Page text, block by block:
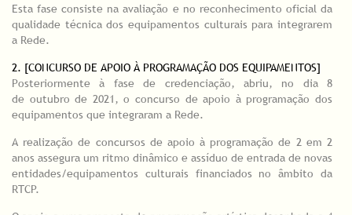
Esta fase consiste na avaliação e no reconhecimento oficial da
qualidade técnica dos equipamentos culturais para integrarem
a Rede.
2. [CONCURSO DE APOIO À PROGRAMAÇÃO DOS EQUIPAMENTOS]
Posteriormente à fase de credenciação, abriu, no dia 8
de outubro de 2021, o concurso de apoio à programação dos
equipamentos que integraram a Rede.
A realização de concursos de apoio à programação de 2 em 2
anos assegura um ritmo dinâmico e assíduo de entrada de novas
entidades/equipamentos culturais financiados no âmbito da
RTCP.